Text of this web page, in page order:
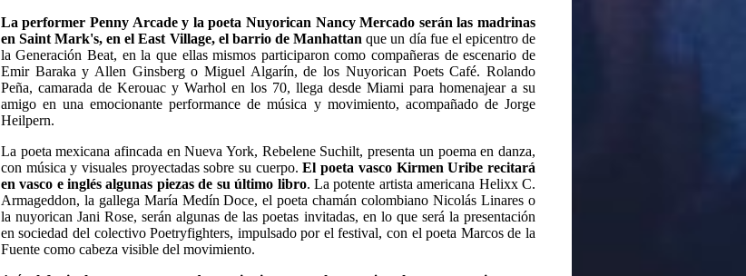
La performer Penny Arcade y la poeta Nuyorican Nancy Mercado serán las madrinas
en Saint Mark's, en el East Village, el barrio de Manhattan que un día fue el epicentro de
la Generación Beat, en la que ellas mismos participaron como compañeras de escenario de
Emir Baraka y Allen Ginsberg o Miguel Algarín, de los Nuyorican Poets Café. Rolando
Peña, camarada de Kerouac y Warhol en los 70, llega desde Miami para homenajear a su
amigo en una emocionante performance de música y movimiento, acompañado de Jorge
Heilpern.
La poeta mexicana afincada en Nueva York, Rebelene Suchilt, presenta un poema en danza,
con música y visuales proyectadas sobre su cuerpo.El poeta vasco Kirmen Uribe recitará
en vasco e inglés algunas piezas de su último libro. La potente artista americana Helixx C.
Armageddon, la gallega María Medín Doce, el poeta chamán colombiano Nicolás Linares o
la nuyorican Jani Rose, serán algunas de las poetas invitadas, en lo que será la presentación
en sociedad del colectivo Poetryfighters, impulsado por el festival, con el poeta Marcos de la
Fuente como cabeza visible del movimiento.